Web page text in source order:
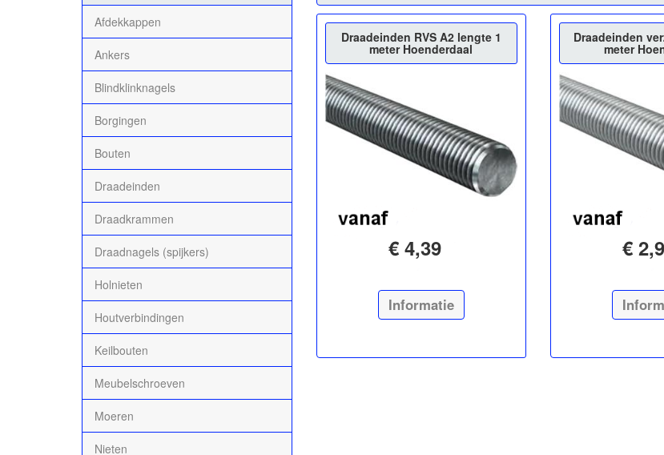
Afdekkappen
Ankers
Blindklinknagels
Borgingen
Bouten
Draadeinden
Draadkrammen
Draadnagels (spijkers)
Holnieten
Houtverbindingen
Keilbouten
Meubelschroeven
Moeren
Nieten
Draadeinden RVS A2 lengte 1
meter Hoenderdaal
€ 4,39
Informatie
Draadeinden
meter
€